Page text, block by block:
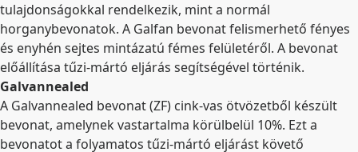
tulajdonságokkal rendelkezik, mint a normál
horganybevonatok. A Galfan bevonat felismerhető fényes
és enyhén sejtes mintázatú fémes felületéről. A bevonat
előállítása tűzi-mártó eljárás segítségével történik.
Galvannealed
A Galvannealed bevonat (ZF) cink-vas ötvözetből készült
bevonat, amelynek vastartalma körülbelül 10%. Ezt a
bevonatot a folyamatos tűzi-mártó eljárást követő